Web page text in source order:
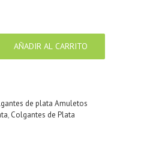
AÑADIR AL CARRITO
de plata Amuletos
, Colgantes de Plata